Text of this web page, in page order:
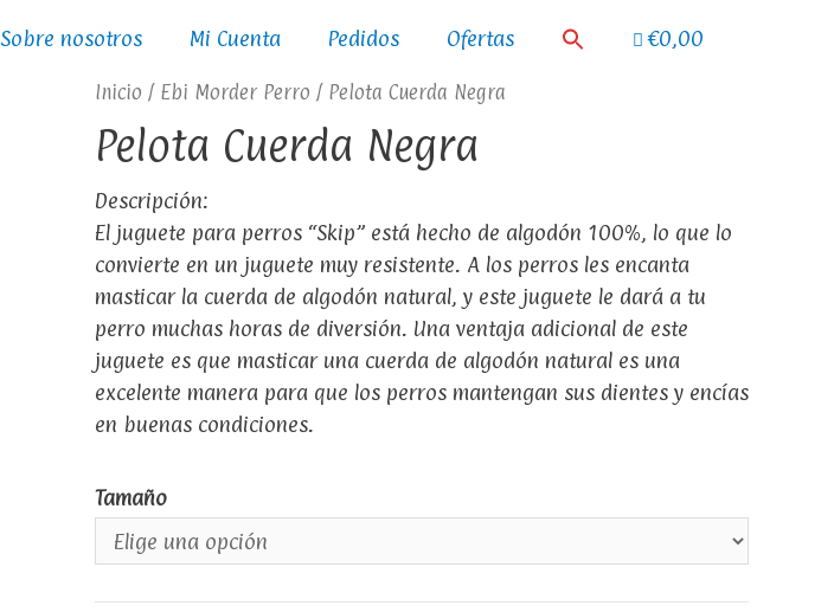
Sobre nosotros Mi Cuenta Pedidos Ofertas €0,00
Inicio / Ebi Morder Perro / Pelota Cuerda Negra
Pelota Cuerda Negra
Descripción:
El juguete para perros “Skip” está hecho de algodón 100%, lo que lo
convierte en un juguete muy resistente. A los perros les encanta
masticar la cuerda de algodón natural, y este juguete le dará a tu
perro muchas horas de diversión. Una ventaja adicional de este
juguete es que masticar una cuerda de algodón natural es una
excelente manera para que los perros mantengan sus dientes y encías
en buenas condiciones.
Tamaño